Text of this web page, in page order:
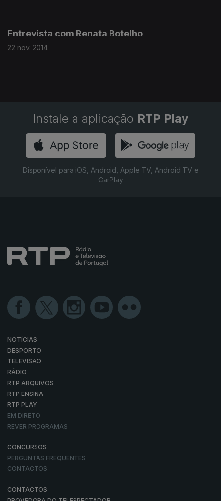
Entrevista com Renata Botelho
22 nov. 2014
Instale a aplicação RTP Play
Disponível para iOS, Android, Apple TV, Android TV e
CarPlay
NOTÍCIAS
DESPORTO
TELEVISÃO
RÁDIO
RTP ARQUIVOS
RTP ENSINA
RTP PLAY
EM DIRETO
REVER PROGRAMAS
CONCURSOS
PERGUNTAS FREQUENTES
CONTACTOS
CONTACTOS